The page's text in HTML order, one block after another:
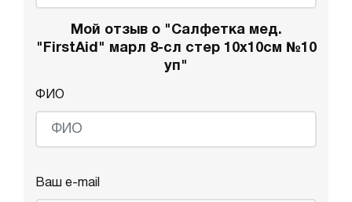
Мой отзыв о "Салфетка мед.
"FirstAid" марл 8-сл стер 10x10см №10
уп"
ФИО
Ваш e-mail